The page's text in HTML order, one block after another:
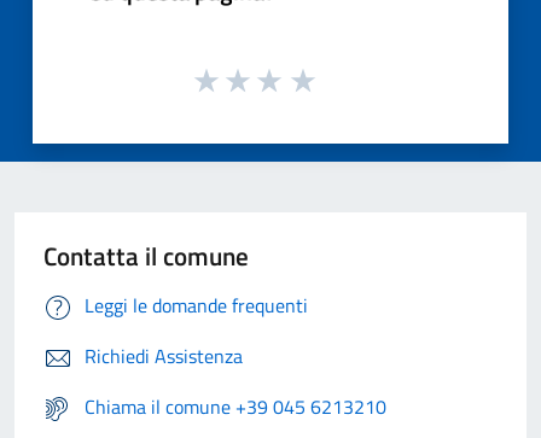
Contatta il comune
Leggi le domande frequenti
Richiedi Assistenza
Chiama il comune +39 045 6213210